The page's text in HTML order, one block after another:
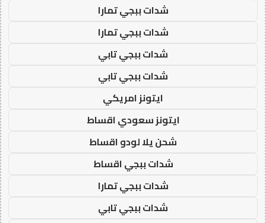
شدات ببجي تمارا
شدات ببجي تمارا
شدات ببجي تابي
شدات ببجي تابي
ايتونز امريكي
ايتونز سعودي اقساط
شحن يلا لودو اقساط
شدات ببجي اقساط
شدات ببجي تمارا
شدات ببجي تابي